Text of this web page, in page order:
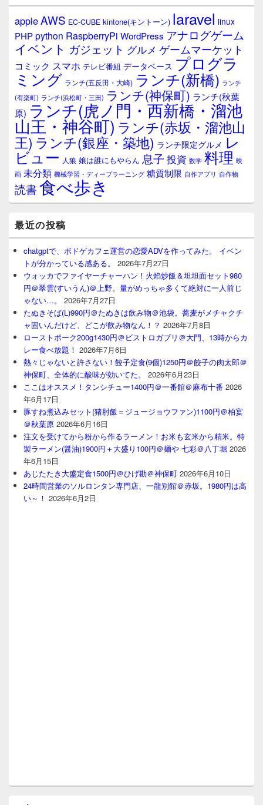
appleAWS EC-CUBE kintone(キントーン) laravel linux
PHPpython RaspberryPi WordPress アナログゲーム
イベント ガジェット グルメ ゲームマーケット
コミック スマホ テレビ番組 データベース プログラ
ミング ランチ(五反田・大崎) ランチ(新橋) ランチ
(有楽町) ランチ(浜松町・三田) ランチ(神保町) ランチ(秋葉
原) ランチ(虎ノ門・西新橋・溜池
山王・神谷町) ランチ(赤坂・溜池山
王) ランチ(銀座・築地) ランチ限定グルメ レ
ビュー 人狼 娘は誰にもやらん 息子 投資 数学 料理 映
画 未分類 機械学習・ディープラーニング 糖質制限 自作アプリ 自作物
読書食べ歩き
最近の投稿
chatgptで、ボドゲカフェ運営の恋愛ADVを作ってみた。 イベン
トが分かっている感ある。
2026年7月27日
ウォッカでファイヤーチャーハン！火焰炒飯＆坦坦面セット980
円＠翠雲(すいうん)＠上野。量がめっちゃ多くて絶対に一人前じ
ゃない…。
2026年7月27日
たぬきそば(L)990円＠たぬきは飲み物＠池袋。蕎麦がメチャクチ
ャ固いんだけど、どこが飲み物なん！？ 2026年7月8日
ローストポーク200g1430円＠ビストロガブリ＠大門、13時からカ
レー食べ放題！ 2026年7月6日
熱々じゃないと許さない！餃子定食(9個)1250円＠餃子の肉太郎＠
神保町、全体的に酸味が効いてた。
2026年6月23日
ここはオススメ！タンシチュー1400円＠一番館＠麻布十番 2026
年6月17日
豚すね煮込みセット(猪肘飯＝ジュージョウファン)1100円＠柏宴
＠秋葉原 2026年6月16日
注文を受けてから粉から作るラーメン！お米も玄米から精米。特
製ラーメン(醤油)1900円＋大盛り100円＠麺や 七彩＠八丁堀 2026
年6月15日
あじたたき大盛定食1500円＠ひげ勘＠神保町 2026年6月10日
24時間営業のソルロンタン専門店、一龍別館＠赤坂。1980円は高
い～！ 2026年6月2日